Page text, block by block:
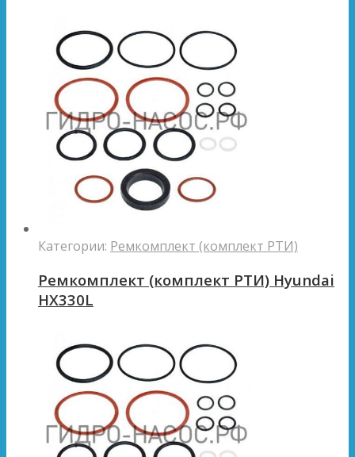
Категории: Ремкомплект (комплект РТИ)
Ремкомплект (комплект РТИ) Hyundai
HX330L